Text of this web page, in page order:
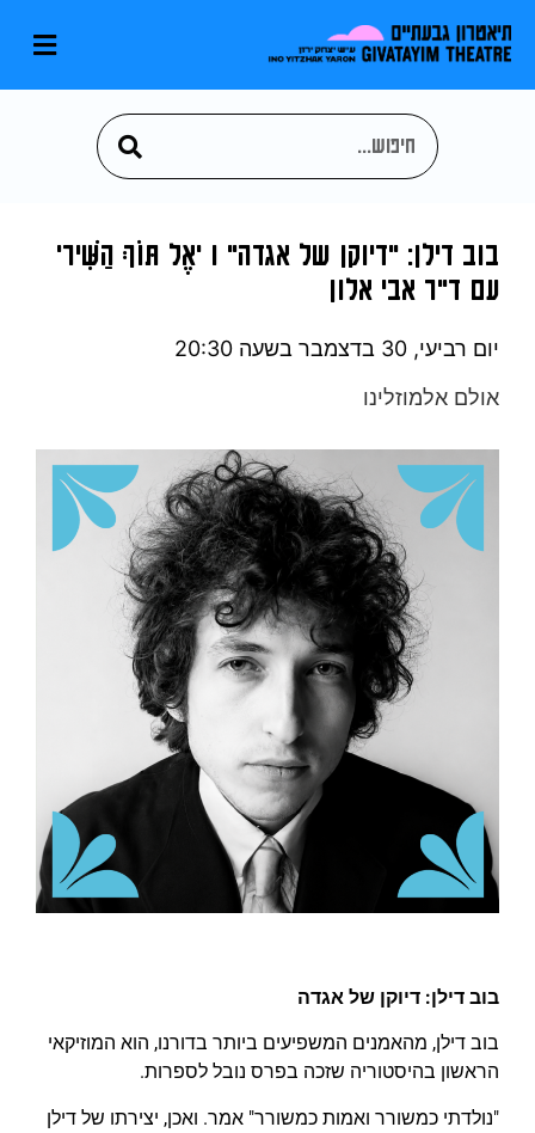
בוב דילן: "דיוקן של אגדה" I 'אֶל תּוֹךְ הַשִּׁיר'
עם ד"ר אבי אלון
יום רביעי, 30 בדצמבר
בשעה 20:30
אולם אלמוזלינו
בוב דילן: דיוקן של אגדה
בוב דילן, מהאמנים המשפיעים ביותר בדורנו, הוא המוזיקאי
הראשון בהיסטוריה שזכה בפרס נובל לספרות.
"נולדתי כמשורר ואמות כמשורר" אמר. ואכן, יצירתו של דילן